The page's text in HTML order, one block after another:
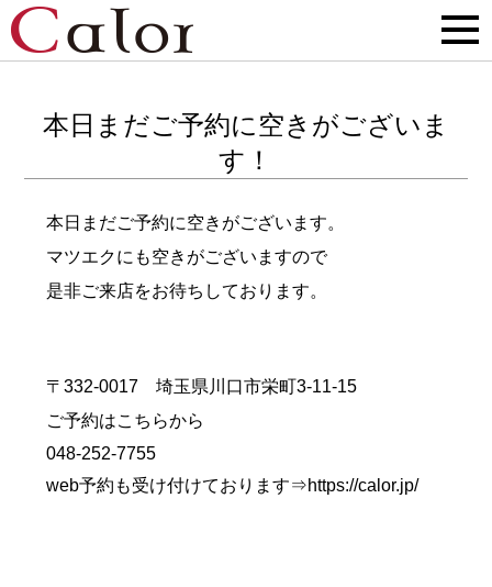
本日まだご予約に空きがございま
す！
本日まだご予約に空きがございます。
マツエクにも空きがございますので
是非ご来店をお待ちしております。
〒332-0017 埼玉県川口市栄町3-11-15
ご予約はこちらから
048-252-7755
web予約も受け付けております⇒https://calor.jp/